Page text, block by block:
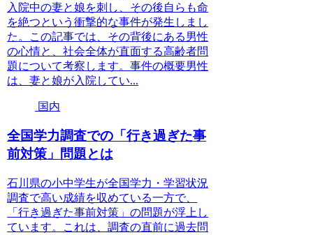
入院中の妻と娘を刺し、その後自らも命
を絶つという衝撃的な事件が発生しまし
た。この記事では、その背後にある男性
の心情と、社会全体が直面する高齢者問
題について考察します。事件の概要男性
は、妻と娘が入院してい...
国内
全国学力調査での「行き過ぎた事
前対策」問題とは
石川県の小中学生が全国学力・学習状況
調査で高い成績を収めている一方で、
「行き過ぎた事前対策」の問題が浮上し
ています。これは、調査の直前に過去問